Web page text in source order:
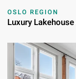
OSLO REGION
Luxury